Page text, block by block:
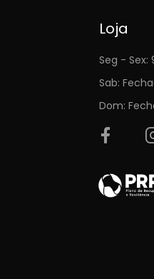
Loja
Seg - Sex:
Sab:
Dom: